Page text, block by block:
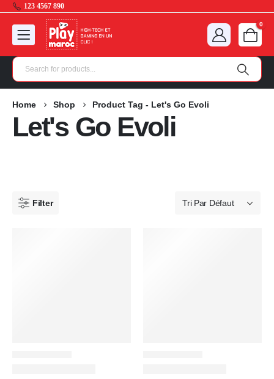
123 4567 890
0
Home Shop Product Tag - Let's Go Evoli
Let's Go Evoli
Filter